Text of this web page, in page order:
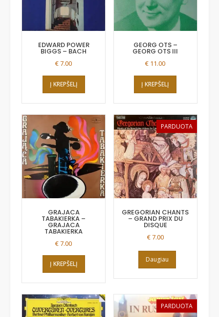
EDWARD POWER
BIGGS – BACH
€7.00
Į KREPŠELĮ
GEORG OTS –
GEORG OTS III
€ 11.00
Į KREPŠELĮ
GRAJACA
TABAKIERKA –
GRAJACA
TABAKIERKA
€7.00
Į KREPŠELĮ
PARDUOTA
GREGORIAN CHANTS
– GRAND PRIX DU
DISQUE
€7.00
Daugiau
PARDUOTA